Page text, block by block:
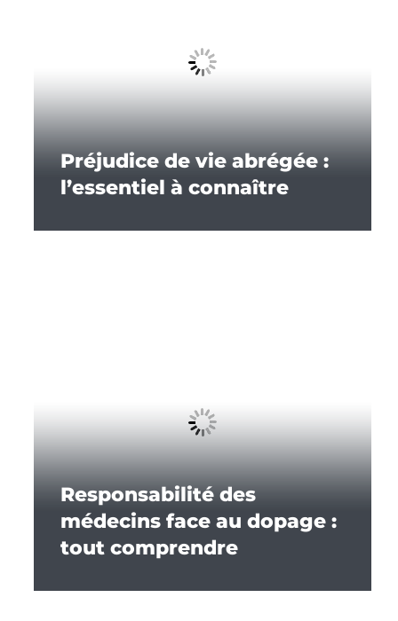
Préjudice de vie abrégée :
l’essentiel à connaître
Responsabilité des
médecins face au dopage :
tout comprendre